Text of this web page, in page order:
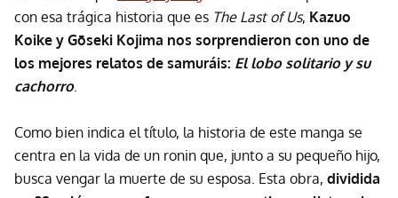
con esa trágica historia que es The Last of Us, Kazuo
Koike y Gōseki Kojima nos sorprendieron con uno de
los mejores relatos de samuráis: El lobo solitario y su
cachorro.
Como bien indica el título, la historia de este manga se
centra en la vida de un ronin que, junto a su pequeño hijo,
busca vengar la muerte de su esposa. Esta obra, dividida